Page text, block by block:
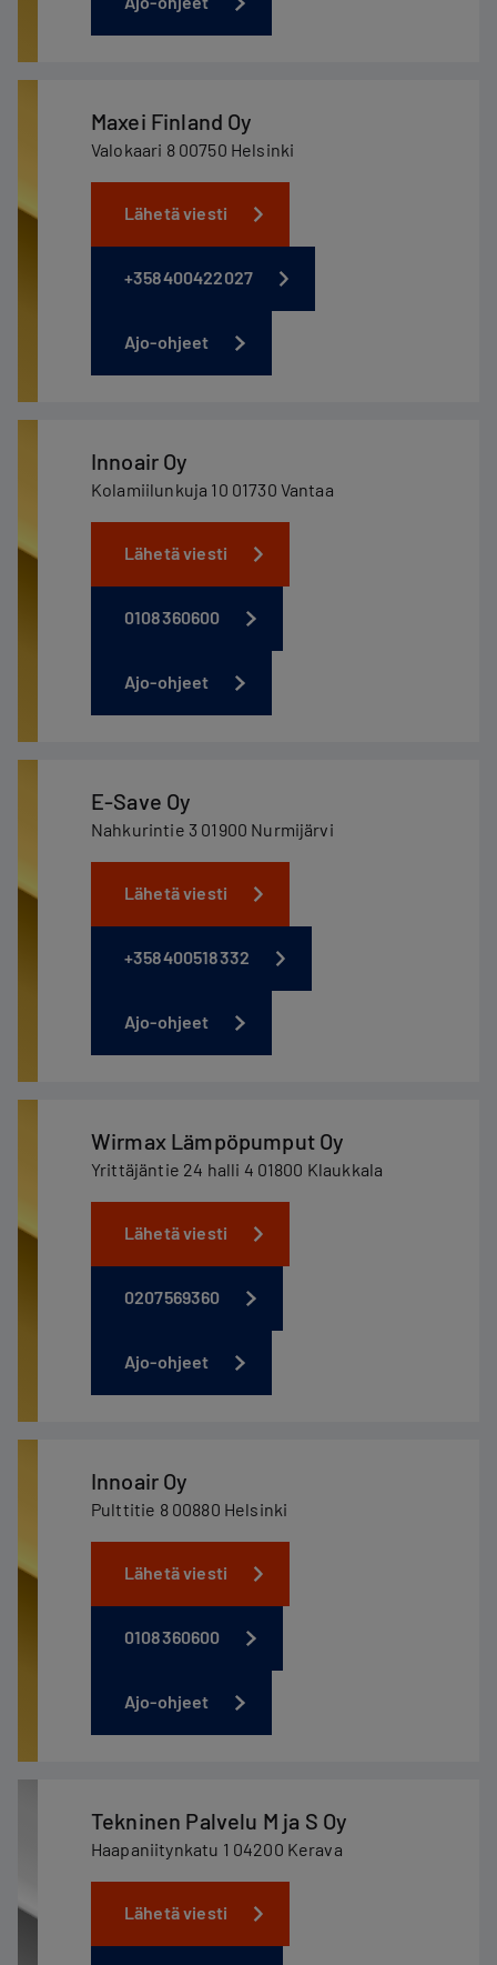
Maxei Finland Oy
Valokaari 8 00750 Helsinki
Lähetä viesti
+358400422027
Ajo-ohjeet
Innoair Oy
Kolamiilunkuja 10 01730 Vantaa
Lähetä viesti
0108360600
Ajo-ohjeet
E-Save Oy
Nahkurintie 3 01900 Nurmijärvi
Lähetä viesti
+358400518332
Ajo-ohjeet
Wirmax Lämpöpumput Oy
Yrittäjäntie 24 halli 4 01800 Klaukkala
Lähetä viesti
0207569360
Ajo-ohjeet
Innoair Oy
Pulttitie 8 00880 Helsinki
Lähetä viesti
0108360600
Ajo-ohjeet
Tekninen Palvelu M ja S Oy
Haapaniitynkatu 1 04200 Kerava
Lähetä viesti